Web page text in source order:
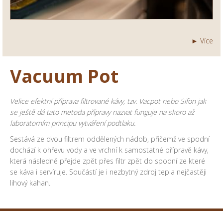
► Více
Vacuum Pot
Velice efektní příprava filtrované kávy, tzv. Vacpot nebo Sifon jak
se ještě dá tato metoda přípravy nazvat funguje na skoro až
laboratorním principu vytváření podtlaku.
Sestává ze dvou filtrem oddělených nádob, přičemž ve spodní
dochází k ohřevu vody a ve vrchní k samostatné přípravě kávy,
která následně přejde zpět přes filtr zpět do spodní ze které
se káva i servíruje. Součástí je i nezbytný zdroj tepla nejčastěji
lihový kahan.